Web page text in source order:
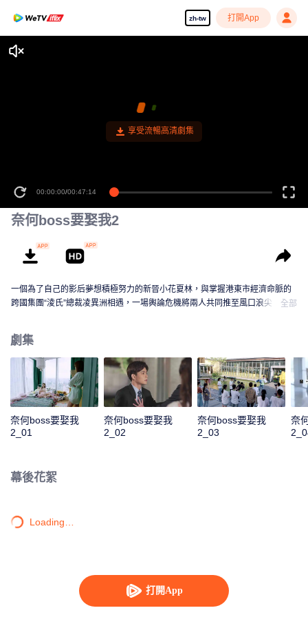
zh-tw 打開App
打開App
享受流暢高清劇集
00:00:00/00:47:14
奈何boss要娶我2
一個為了自己的影后夢想積極努力的新晉小花夏林，與掌握港東市經濟命脈的
跨國集團“淩氏”總裁凌異洲相遇，一場輿論危機將兩人共同推至風口浪尖，無論
全部
劇集
奈何boss要娶我
2_01
奈何boss要娶我
2_02
奈何boss要娶我
2_03
奈
幕後花絮
Loading…